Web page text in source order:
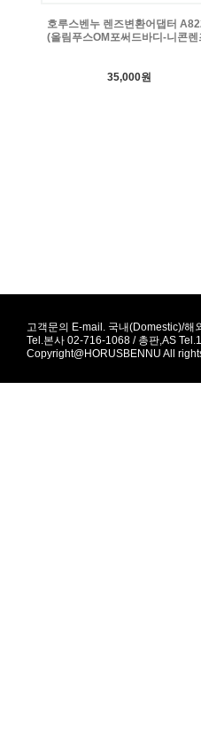
호루스벤누 렌즈변환어댑터
(올림푸스OM포써드바디-니콘렌
35,000원
고객문의 E-mail. 국내(Domestic)/
Tel.본사 02-716-1068 / 총판,AS
Copyright@HORUSBENNU All